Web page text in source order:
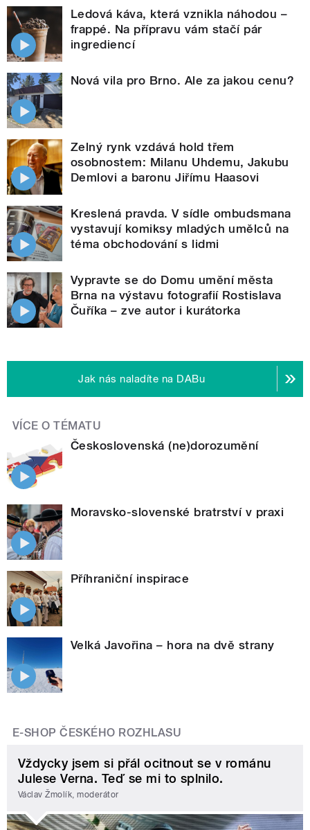
Ledová káva, která vznikla náhodou –
frappé. Na přípravu vám stačí pár
ingrediencí
Nová vila pro Brno. Ale za jakou cenu?
Zelný rynk vzdává hold třem
osobnostem: Milanu Uhdemu, Jakubu
Demlovi a baronu Jiřímu Haasovi
Kreslená pravda. V sídle ombudsmana
vystavují komiksy mladých umělců na
téma obchodování s lidmi
Vypravte se do Domu umění města
Brna na výstavu fotografií Rostislava
Čuříka – zve autor i kurátorka
Jak nás naladíte na DABu
VÍCE O TÉMATU
Československá (ne)dorozumění
Moravsko-slovenské bratrství v praxi
Příhraniční inspirace
Velká Javořina – hora na dvě strany
E-SHOP ČESKÉHO ROZHLASU
Vždycky jsem si přál ocitnout se v románu
Julese Verna. Teď se mi to splnilo.
Václav Žmolík, moderátor